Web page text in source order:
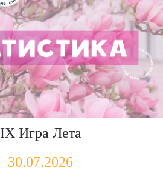
IX Игра Лета
30.07.2026